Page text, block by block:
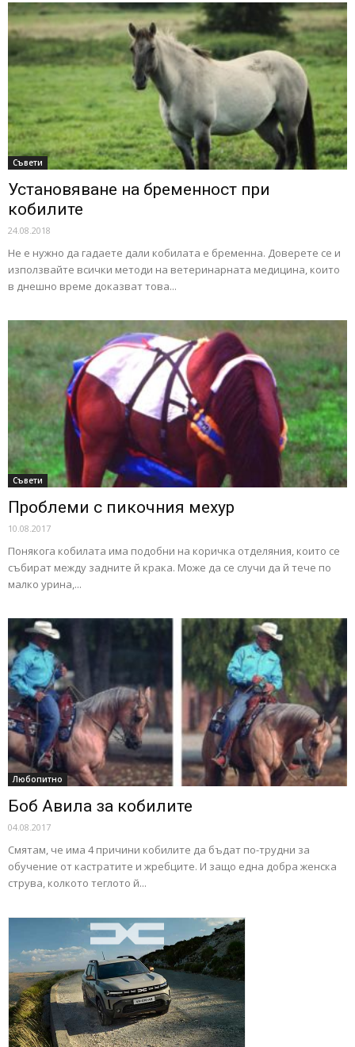
Съвети
Установяване на бременност при
кобилите
24.08.2018
Не е нужно да гадаете дали кобилата е бременна. Доверете се и
използвайте всички методи на ветеринарната медицина, които
в днешно време доказват това...
Съвети
Проблеми с пикочния мехур
10.08.2017
Понякога кобилата има подобни на коричка отделяния, които се
събират между задните й крака. Може да се случи да й тече по
малко урина,...
Любопитно
Боб Авила за кобилите
04.08.2017
Смятам, че има 4 причини кобилите да бъдат по-трудни за
обучение от кастратите и жребците. И защо една добра женска
струва, колкото теглото й...